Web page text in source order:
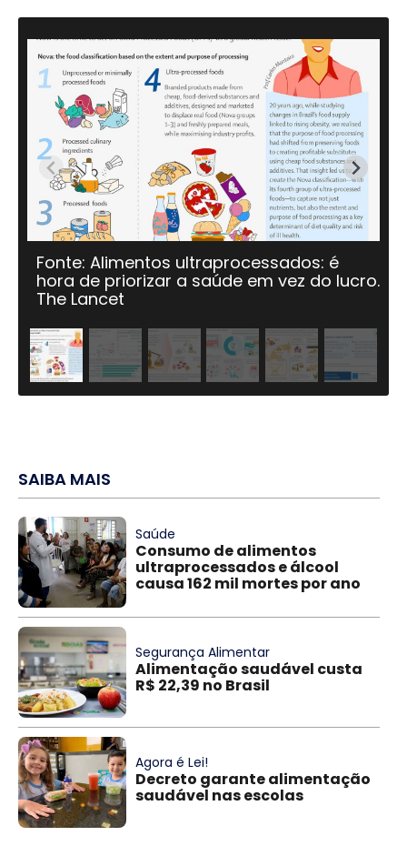
Fonte: Alimentos ultraprocessados: é
hora de priorizar a saúde em vez do lucro.
The Lancet
SAIBA MAIS
Saúde
Consumo de alimentos
ultraprocessados e álcool
causa 162 mil mortes por ano
Segurança Alimentar
Alimentação saudável custa
R$ 22,39 no Brasil
Agora é Lei!
Decreto garante alimentação
saudável nas escolas